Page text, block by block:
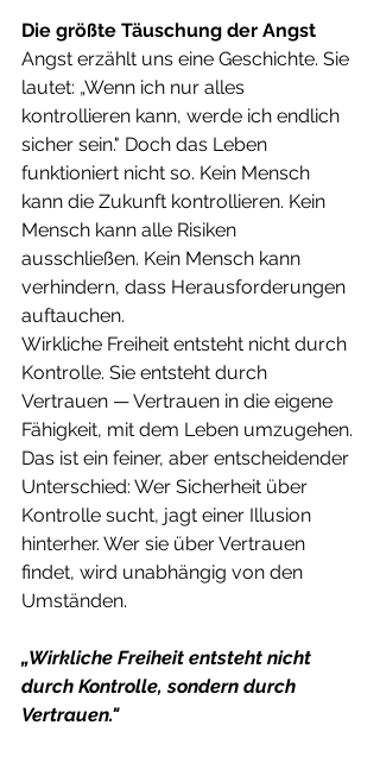
Die größte Täuschung der Angst
Angst erzählt uns eine Geschichte. Sie
lautet: „Wenn ich nur alles
kontrollieren kann, werde ich endlich
sicher sein." Doch das Leben
funktioniert nicht so. Kein Mensch
kann die Zukunft kontrollieren. Kein
Mensch kann alle Risiken
ausschließen. Kein Mensch kann
verhindern, dass Herausforderungen
auftauchen.
Wirkliche Freiheit entsteht nicht durch
Kontrolle. Sie entsteht durch
Vertrauen — Vertrauen in die eigene
Fähigkeit, mit dem Leben umzugehen.
Das ist ein feiner, aber entscheidender
Unterschied: Wer Sicherheit über
Kontrolle sucht, jagt einer Illusion
hinterher. Wer sie über Vertrauen
findet, wird unabhängig von den
Umständen.
„Wirkliche Freiheit entsteht nicht
durch Kontrolle, sondern durch
Vertrauen."